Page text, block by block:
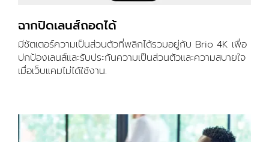
ฉากปิดเลนส์ถอดได้
มีชัตเตอร์ความเป็นส่วนตัวที่พลิกได้รวมอยู่กับ Brio 4K เพื่อ
ปกป้องเลนส์และรับประกันความเป็นส่วนตัวและความสบายใจ
เมื่อเว็บแคมไม่ได้ใช้งาน.